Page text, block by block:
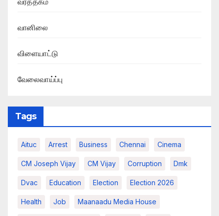
வானிலை
விளையாட்டு
வேலைவாய்ப்பு
Tags
Aituc Arrest Business Chennai Cinema
CM Joseph Vijay CM Vijay Corruption Dmk
Dvac Education Election Election 2026
Health Job Maanaadu Media House